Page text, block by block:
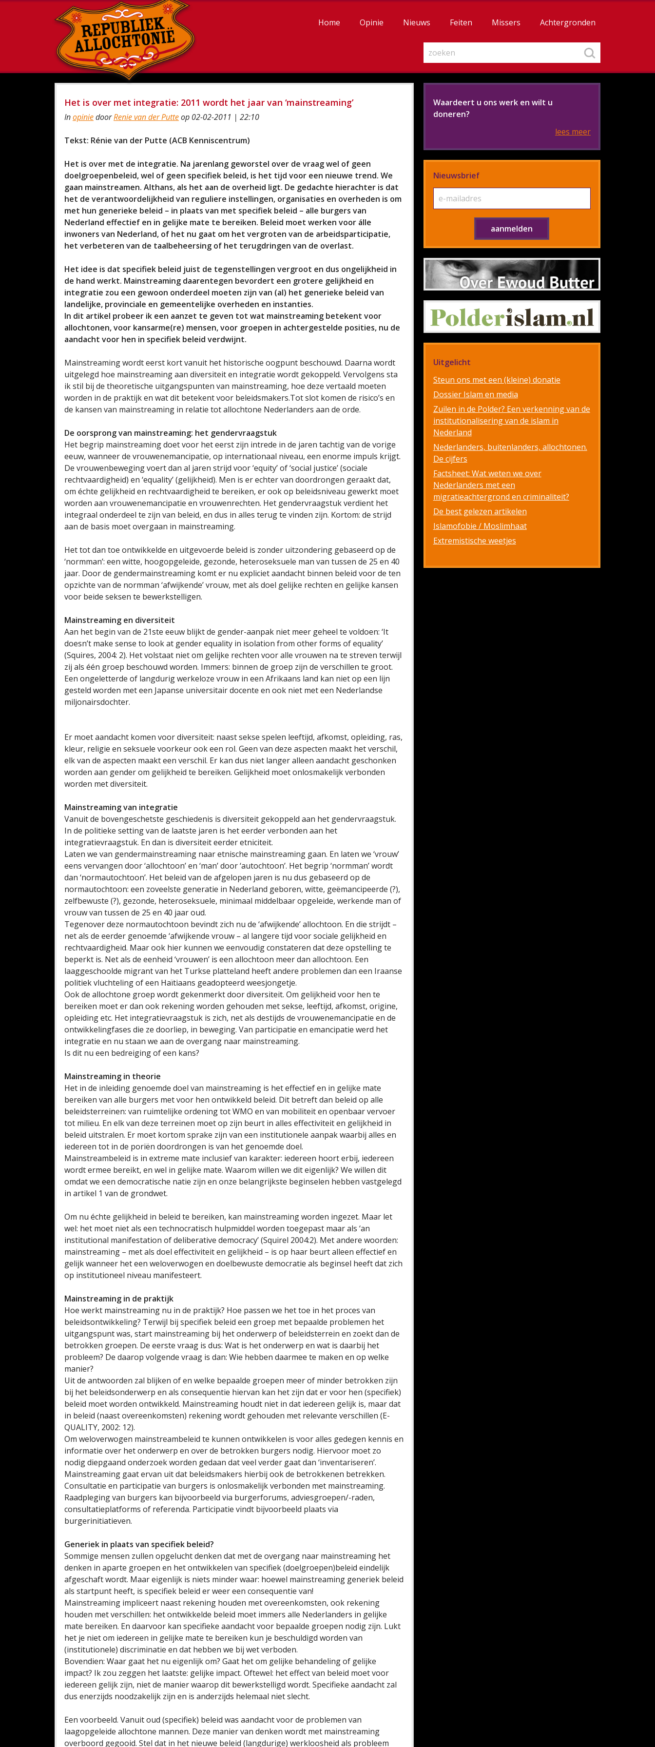
Home Opinie Nieuws Feiten Missers Achtergronden
Het is over met integratie: 2011 wordt het jaar van ‘mainstreaming’
InopiniedoorRenie van der Putteop 02-02-2011 | 22:10
Tekst: Rénie van der Putte (ACB Kenniscentrum)
Het is over met de integratie. Na jarenlang geworstel over de vraag wel of geen
doelgroepenbeleid, wel of geen specifiek beleid, is het tijd voor een nieuwe trend. We
gaan mainstreamen. Althans, als het aan de overheid ligt. De gedachte hierachter is dat
het de verantwoordelijkheid van reguliere instellingen, organisaties en overheden is om
met hun generieke beleid – in plaats van met specifiek beleid – alle burgers van
Nederland effectief en in gelijke mate te bereiken. Beleid moet werken voor álle
inwoners van Nederland, of het nu gaat om het vergroten van de arbeidsparticipatie,
het verbeteren van de taalbeheersing of het terugdringen van de overlast.
Het idee is dat specifiek beleid juist de tegenstellingen vergroot en dus ongelijkheid in
de hand werkt. Mainstreaming daarentegen bevordert een grotere gelijkheid en
integratie zou een gewoon onderdeel moeten zijn van (al) het generieke beleid van
landelijke, provinciale en gemeentelijke overheden en instanties.
In dit artikel probeer ik een aanzet te geven tot wat mainstreaming betekent voor
allochtonen, voor kansarme(re) mensen, voor groepen in achtergestelde posities, nu de
aandacht voor hen in specifiek beleid verdwijnt.
Mainstreaming wordt eerst kort vanuit het historische oogpunt beschouwd. Daarna wordt
uitgelegd hoe mainstreaming aan diversiteit en integratie wordt gekoppeld. Vervolgens sta
ik stil bij de theoretische uitgangspunten van mainstreaming, hoe deze vertaald moeten
worden in de praktijk en wat dit betekent voor beleidsmakers.Tot slot komen de risico’s en
de kansen van mainstreaming in relatie tot allochtone Nederlanders aan de orde.
De oorsprong van mainstreaming: het gendervraagstuk
Het begrip mainstreaming doet voor het eerst zijn intrede in de jaren tachtig van de vorige
eeuw, wanneer de vrouwenemancipatie, op internationaal niveau, een enorme impuls krijgt.
De vrouwenbeweging voert dan al jaren strijd voor ‘equity’ of ‘social justice’ (sociale
rechtvaardigheid) en ‘equality’ (gelijkheid). Men is er echter van doordrongen geraakt dat,
om échte gelijkheid en rechtvaardigheid te bereiken, er ook op beleidsniveau gewerkt moet
worden aan vrouwenemancipatie en vrouwenrechten. Het gendervraagstuk verdient het
integraal onderdeel te zijn van beleid, en dus in alles terug te vinden zijn. Kortom: de strijd
aan de basis moet overgaan in mainstreaming.
Het tot dan toe ontwikkelde en uitgevoerde beleid is zonder uitzondering gebaseerd op de
‘normman’: een witte, hoogopgeleide, gezonde, heteroseksuele man van tussen de 25 en 40
jaar. Door de gendermainstreaming komt er nu expliciet aandacht binnen beleid voor de ten
opzichte van de normman ‘afwijkende’ vrouw, met als doel gelijke rechten en gelijke kansen
voor beide seksen te bewerkstelligen.
Mainstreaming en diversiteit
Aan het begin van de 21ste eeuw blijkt de gender-aanpak niet meer geheel te voldoen: ‘It
doesn’t make sense to look at gender equality in isolation from other forms of equality’
(Squires, 2004: 2). Het volstaat niet om gelijke rechten voor alle vrouwen na te streven terwijl
zij als één groep beschouwd worden. Immers: binnen de groep zijn de verschillen te groot.
Een ongeletterde of langdurig werkeloze vrouw in een Afrikaans land kan niet op een lijn
gesteld worden met een Japanse universitair docente en ook niet met een Nederlandse
miljonairsdochter.
Er moet aandacht komen voor diversiteit: naast sekse spelen leeftijd, afkomst, opleiding, ras,
kleur, religie en seksuele voorkeur ook een rol. Geen van deze aspecten maakt het verschil,
elk van de aspecten maakt een verschil. Er kan dus niet langer alleen aandacht geschonken
worden aan gender om gelijkheid te bereiken. Gelijkheid moet onlosmakelijk verbonden
worden met diversiteit.
Mainstreaming van integratie
Vanuit de bovengeschetste geschiedenis is diversiteit gekoppeld aan het gendervraagstuk.
In de politieke setting van de laatste jaren is het eerder verbonden aan het
integratievraagstuk. En dan is diversiteit eerder etniciteit.
Laten we van gendermainstreaming naar etnische mainstreaming gaan. En laten we ‘vrouw’
eens vervangen door ‘allochtoon’ en ‘man’ door ‘autochtoon’. Het begrip ‘normman’ wordt
dan ‘normautochtoon’. Het beleid van de afgelopen jaren is nu dus gebaseerd op de
normautochtoon: een zoveelste generatie in Nederland geboren, witte, geëmancipeerde (?),
zelfbewuste (?), gezonde, heteroseksuele, minimaal middelbaar opgeleide, werkende man of
vrouw van tussen de 25 en 40 jaar oud.
Tegenover deze normautochtoon bevindt zich nu de ‘afwijkende’ allochtoon. En die strijdt –
net als de eerder genoemde ‘afwijkende vrouw – al langere tijd voor sociale gelijkheid en
rechtvaardigheid. Maar ook hier kunnen we eenvoudig constateren dat deze opstelling te
beperkt is. Net als de eenheid ‘vrouwen’ is een allochtoon meer dan allochtoon. Een
laaggeschoolde migrant van het Turkse platteland heeft andere problemen dan een Iraanse
politiek vluchteling of een Haïtiaans geadopteerd weesjongetje.
Ook de allochtone groep wordt gekenmerkt door diversiteit. Om gelijkheid voor hen te
bereiken moet er dan ook rekening worden gehouden met sekse, leeftijd, afkomst, origine,
opleiding etc. Het integratievraagstuk is zich, net als destijds de vrouwenemancipatie en de
ontwikkelingfases die ze doorliep, in beweging. Van participatie en emancipatie werd het
integratie en nu staan we aan de overgang naar mainstreaming.
Is dit nu een bedreiging of een kans?
Mainstreaming in theorie
Het in de inleiding genoemde doel van mainstreaming is het effectief en in gelijke mate
bereiken van alle burgers met voor hen ontwikkeld beleid. Dit betreft dan beleid op alle
beleidsterreinen: van ruimtelijke ordening tot WMO en van mobiliteit en openbaar vervoer
tot milieu. En elk van deze terreinen moet op zijn beurt in alles effectiviteit en gelijkheid in
beleid uitstralen. Er moet kortom sprake zijn van een institutionele aanpak waarbij alles en
iedereen tot in de poriën doordrongen is van het genoemde doel.
Mainstreambeleid is in extreme mate inclusief van karakter: iedereen hoort erbij, iedereen
wordt ermee bereikt, en wel in gelijke mate. Waarom willen we dit eigenlijk? We willen dit
omdat we een democratische natie zijn en onze belangrijkste beginselen hebben vastgelegd
in artikel 1 van de grondwet.
Om nu échte gelijkheid in beleid te bereiken, kan mainstreaming worden ingezet. Maar let
wel: het moet niet als een technocratisch hulpmiddel worden toegepast maar als ‘an
institutional manifestation of deliberative democracy’ (Squirel 2004:2). Met andere woorden:
mainstreaming – met als doel effectiviteit en gelijkheid – is op haar beurt alleen effectief en
gelijk wanneer het een weloverwogen en doelbewuste democratie als beginsel heeft dat zich
op institutioneel niveau manifesteert.
Mainstreaming in de praktijk
Hoe werkt mainstreaming nu in de praktijk? Hoe passen we het toe in het proces van
beleidsontwikkeling? Terwijl bij specifiek beleid een groep met bepaalde problemen het
uitgangspunt was, start mainstreaming bij het onderwerp of beleidsterrein en zoekt dan de
betrokken groepen. De eerste vraag is dus: Wat is het onderwerp en wat is daarbij het
probleem? De daarop volgende vraag is dan: Wie hebben daarmee te maken en op welke
manier?
Uit de antwoorden zal blijken of en welke bepaalde groepen meer of minder betrokken zijn
bij het beleidsonderwerp en als consequentie hiervan kan het zijn dat er voor hen (specifiek)
beleid moet worden ontwikkeld. Mainstreaming houdt niet in dat iedereen gelijk is, maar dat
in beleid (naast overeenkomsten) rekening wordt gehouden met relevante verschillen (E-
QUALITY, 2002: 12).
Om weloverwogen mainstreambeleid te kunnen ontwikkelen is voor alles gedegen kennis en
informatie over het onderwerp en over de betrokken burgers nodig. Hiervoor moet zo
nodig diepgaand onderzoek worden gedaan dat veel verder gaat dan ‘inventariseren’.
Mainstreaming gaat ervan uit dat beleidsmakers hierbij ook de betrokkenen betrekken.
Consultatie en participatie van burgers is onlosmakelijk verbonden met mainstreaming.
Raadpleging van burgers kan bijvoorbeeld via burgerforums, adviesgroepen/-raden,
consultatieplatforms of referenda. Participatie vindt bijvoorbeeld plaats via
burgerinitiatieven.
Generiek in plaats van specifiek beleid?
Sommige mensen zullen opgelucht denken dat met de overgang naar mainstreaming het
denken in aparte groepen en het ontwikkelen van specifiek (doelgroepen)beleid eindelijk
afgeschaft wordt. Maar eigenlijk is niets minder waar: hoewel mainstreaming generiek beleid
als startpunt heeft, is specifiek beleid er weer een consequentie van!
Mainstreaming impliceert naast rekening houden met overeenkomsten, ook rekening
houden met verschillen: het ontwikkelde beleid moet immers alle Nederlanders in gelijke
mate bereiken. En daarvoor kan specifieke aandacht voor bepaalde groepen nodig zijn. Lukt
het je niet om iedereen in gelijke mate te bereiken kun je beschuldigd worden van
(institutionele) discriminatie en dat hebben we bij wet verboden.
Bovendien: Waar gaat het nu eigenlijk om? Gaat het om gelijke behandeling of gelijke
impact? Ik zou zeggen het laatste: gelijke impact. Oftewel: het effect van beleid moet voor
iedereen gelijk zijn, niet de manier waarop dit bewerkstelligd wordt. Specifieke aandacht zal
dus enerzijds noodzakelijk zijn en is anderzijds helemaal niet slecht.
Een voorbeeld. Vanuit oud (specifiek) beleid was aandacht voor de problemen van
laagopgeleide allochtone mannen. Deze manier van denken wordt met mainstreaming
overboord gegooid. Stel dat in het nieuwe beleid (langdurige) werkloosheid als probleem
Waardeert u ons werk en wilt u
doneren?
lees meer
Nieuwsbrief
Uitgelicht
Steun ons met een (kleine) donatie
Dossier Islam en media
Zuilen in de Polder? Een verkenning van de
institutionalisering van de islam in
Nederland
Nederlanders, buitenlanders, allochtonen.
De cijfers
Factsheet: Wat weten we over
Nederlanders met een
migratieachtergrond en criminaliteit?
De best gelezen artikelen
Islamofobie / Moslimhaat
Extremistische weetjes